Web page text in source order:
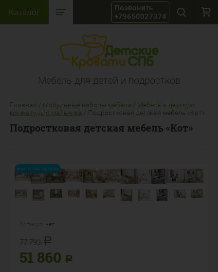
Каталог +79650027374
Мебель для детей и подростков
Главная / Модульные наборы мебели / Мебель в детскую
комнату для мальчика / Подростковая детская мебель «Кот»
Подростковая детская мебель «Кот»
Бесплатная доставка
нет
77 793 Р
51 860 Р